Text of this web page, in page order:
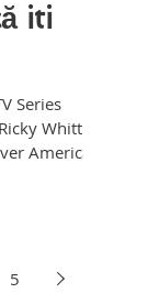
iti
Series
Whittle,
American
5